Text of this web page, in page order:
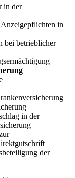
in der
in
bei betrieblicher
in der
der